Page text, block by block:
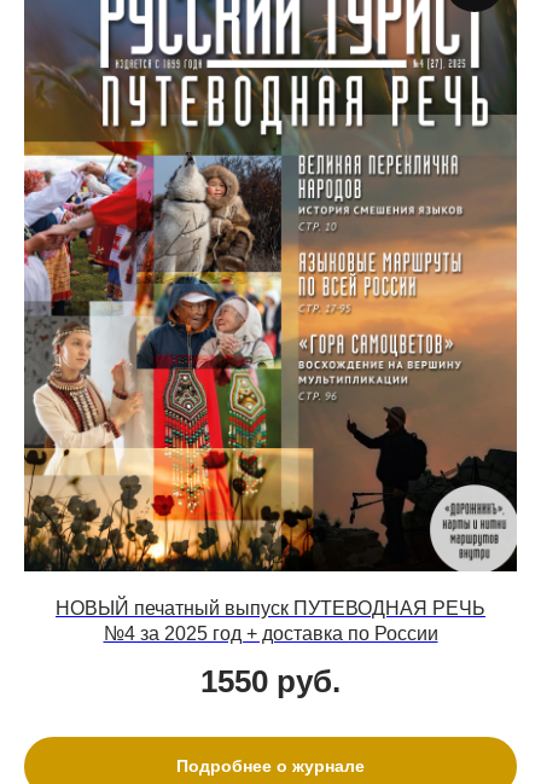
НОВЫЙ печатный выпуск ПУТЕВОДНАЯ РЕЧЬ
№4 за 2025 год + доставка по России
1550 руб.
Подробнее о журнале